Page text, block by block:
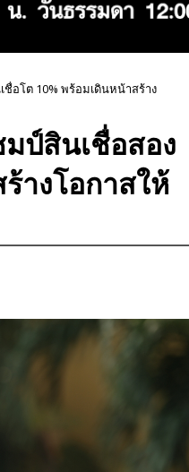
ชื่อโต 10% พร้อมเดินหน้าสร้าง
มป์สินเชื่อสอง
างโอกาสให้